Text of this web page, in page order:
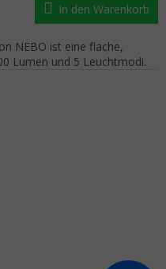
In den Warenkorb
NEBO ist eine flache,
Lumen und 5 Leuchtmodi.